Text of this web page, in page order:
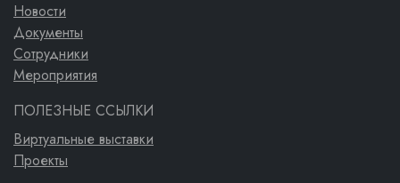
Новости
Документы
Сотрудники
Мероприятия
ПОЛЕЗНЫЕ ССЫЛКИ
Виртуальные выставки
Проекты